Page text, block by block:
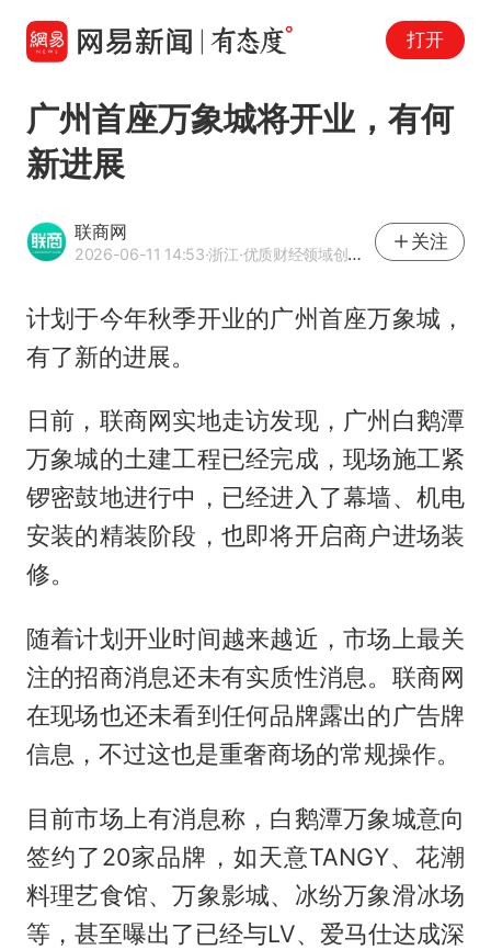
打开
广州首座万象城将开业，有何
新进展
联商网
2026-06-11 14:53·浙江·优质财经领域创作者
关注
计划于今年秋季开业的广州首座万象城，
有了新的进展。
日前，联商网实地走访发现，广州白鹅潭
万象城的土建工程已经完成，现场施工紧
锣密鼓地进行中，已经进入了幕墙、机电
安装的精装阶段，也即将开启商户进场装
修。
随着计划开业时间越来越近，市场上最关
注的招商消息还未有实质性消息。联商网
在现场也还未看到任何品牌露出的广告牌
信息，不过这也是重奢商场的常规操作。
目前市场上有消息称，白鹅潭万象城意向
签约了20家品牌，如天意TANGY、花潮
料理艺食馆、万象影城、冰纷万象滑冰场
等，甚至曝出了已经与LV、爱马仕达成深